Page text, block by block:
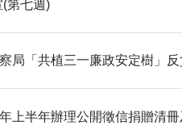
第七週)